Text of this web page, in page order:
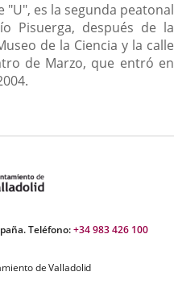
"U", es la segunda peatonal
Pisuerga, después de la
de la Ciencia y la calle
de Marzo, que entró en
Teléfono:+34 983 426 100
de Valladolid